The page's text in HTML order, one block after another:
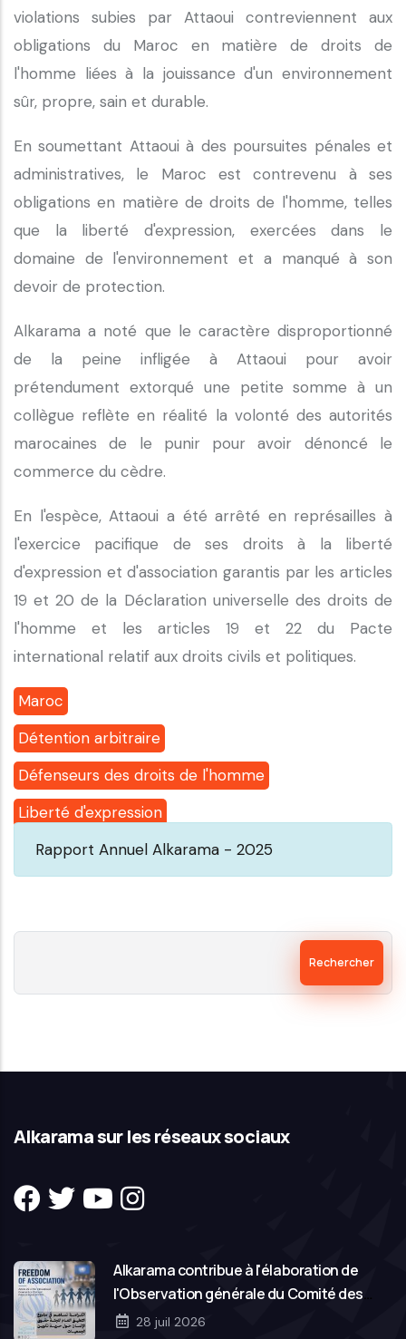
violations subies par Attaoui contreviennent aux
obligations du Maroc en matière de droits de
l'homme liées à la jouissance d'un environnement
sûr, propre, sain et durable.
En soumettant Attaoui à des poursuites pénales et
administratives, le Maroc est contrevenu à ses
obligations en matière de droits de l'homme, telles
que la liberté d'expression, exercées dans le
domaine de l'environnement et a manqué à son
devoir de protection.
Alkarama a noté que le caractère disproportionné
de la peine infligée à Attaoui pour avoir
prétendument extorqué une petite somme à un
collègue reflète en réalité la volonté des autorités
marocaines de le punir pour avoir dénoncé le
commerce du cèdre.
En l'espèce, Attaoui a été arrêté en représailles à
l'exercice pacifique de ses droits à la liberté
d'expression et d'association garantis par les articles
19 et 20 de la Déclaration universelle des droits de
l'homme et les articles 19 et 22 du Pacte
international relatif aux droits civils et politiques.
Maroc
Détention arbitraire
Défenseurs des droits de l'homme
Liberté d'expression
Rapport Annuel Alkarama - 2025
Alkarama sur les réseaux sociaux
Alkarama contribue à l'élaboration de
l'Observation générale du Comité des
droits de l'homme des Nations Unies sur la
28 juil 2026